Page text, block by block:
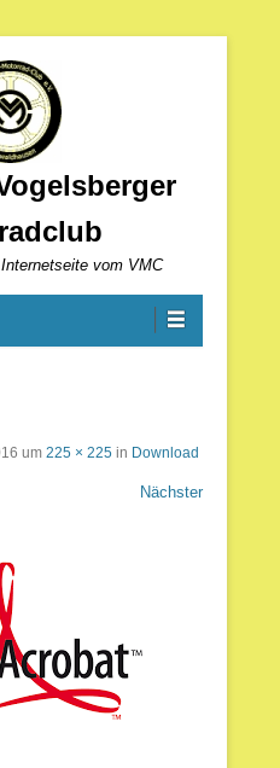
vom VMC
um 225 × 225 in Download
Nächster